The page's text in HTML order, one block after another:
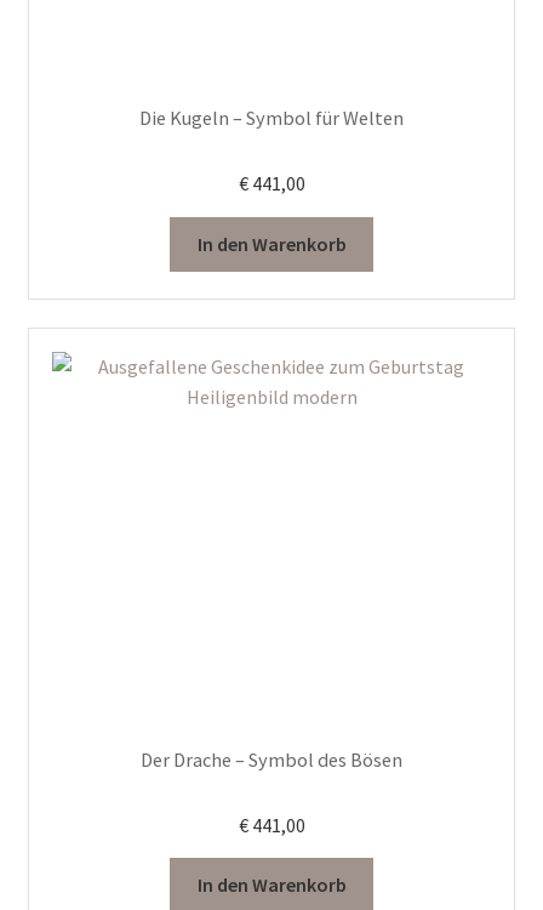
Die Kugeln – Symbol für Welten
€441,00
In den Warenkorb
Der Drache – Symbol des Bösen
€441,00
In den Warenkorb